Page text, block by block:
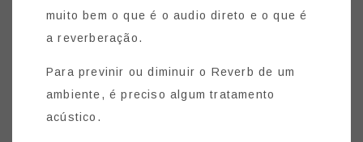
muito bem o que é o audio direto e o que é
a reverberação.
Para previnir ou diminuir o Reverb de um
ambiente, é preciso algum tratamento
acústico.